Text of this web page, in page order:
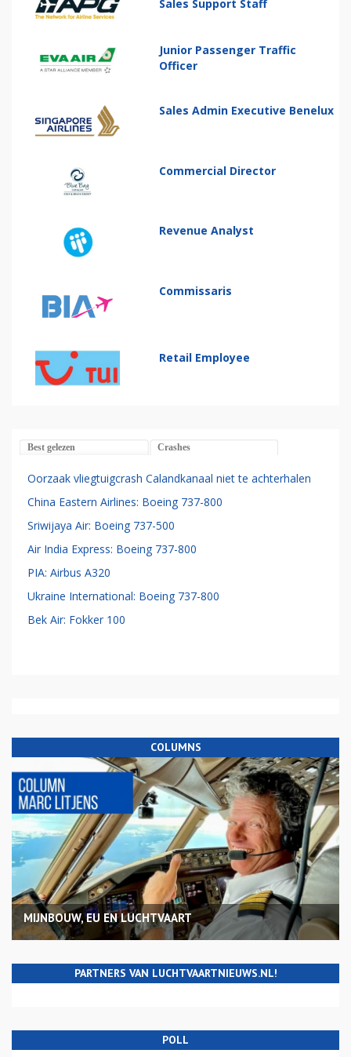
Sales Support Staff
Junior Passenger Traffic
Officer
Sales Admin Executive Benelux
Commercial Director
Revenue Analyst
Commissaris
Retail Employee
Best gelezen Crashes
Oorzaak vliegtuigcrash Calandkanaal niet te achterhalen
China Eastern Airlines: Boeing 737-800
Sriwijaya Air: Boeing 737-500
Air India Express: Boeing 737-800
PIA: Airbus A320
Ukraine International: Boeing 737-800
Bek Air: Fokker 100
COLUMNS
MIJNBOUW, EU EN LUCHTVAART
PARTNERS VAN LUCHTVAARTNIEUWS.NL!
POLL